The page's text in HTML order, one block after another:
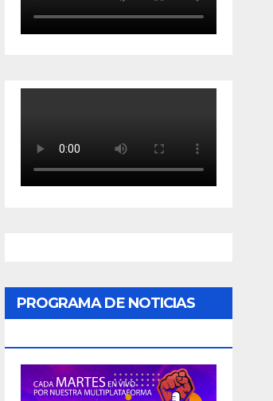
PROGRAMA DE NOTICIAS